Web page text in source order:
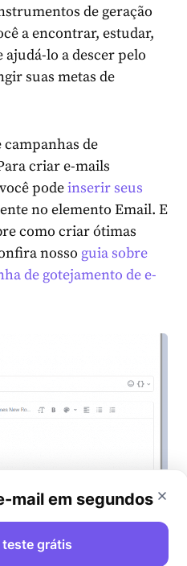
de geração
a encontrar, estudar,
lo a descer pelo
suas metas de
de
criar e-mails
podeinserir seus
no elemento Email. E
como criar ótimas
nosso guia sobre
de gotejamento de e-
mail em segundos
teste grátis